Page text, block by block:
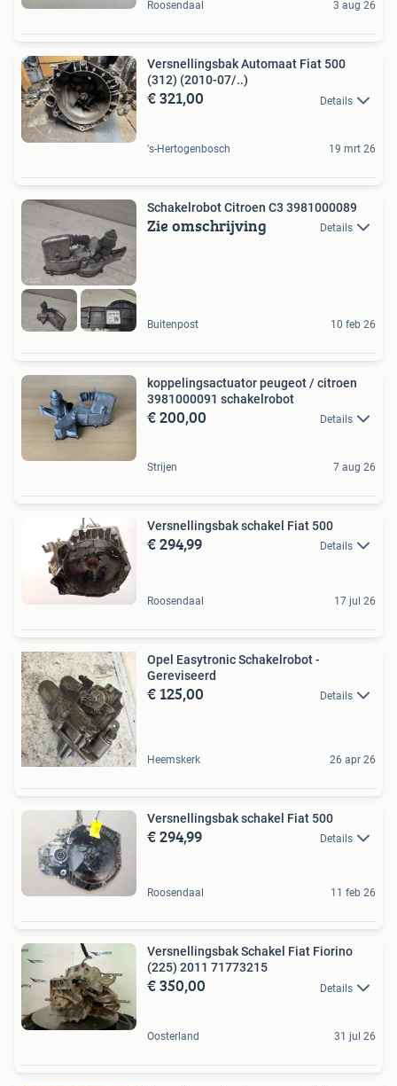
Roosendaal 3 aug 26
Versnellingsbak Automaat Fiat 500
(312) (2010-07/..)
€ 321,00 Details
's-Hertogenbosch 19 mrt 26
Schakelrobot Citroen C3 3981000089
Zie omschrijving Details
Buitenpost 10 feb 26
koppelingsactuator peugeot / citroen
3981000091 schakelrobot
€ 200,00 Details
Strijen 7 aug 26
Versnellingsbak schakel Fiat 500
€ 294,99 Details
Roosendaal 17 jul 26
Opel Easytronic Schakelrobot -
Gereviseerd
€ 125,00 Details
Heemskerk 26 apr 26
Versnellingsbak schakel Fiat 500
€ 294,99 Details
Roosendaal 11 feb 26
Versnellingsbak Schakel Fiat Fiorino
(225) 2011 71773215
€ 350,00 Details
Oosterland 31 jul 26